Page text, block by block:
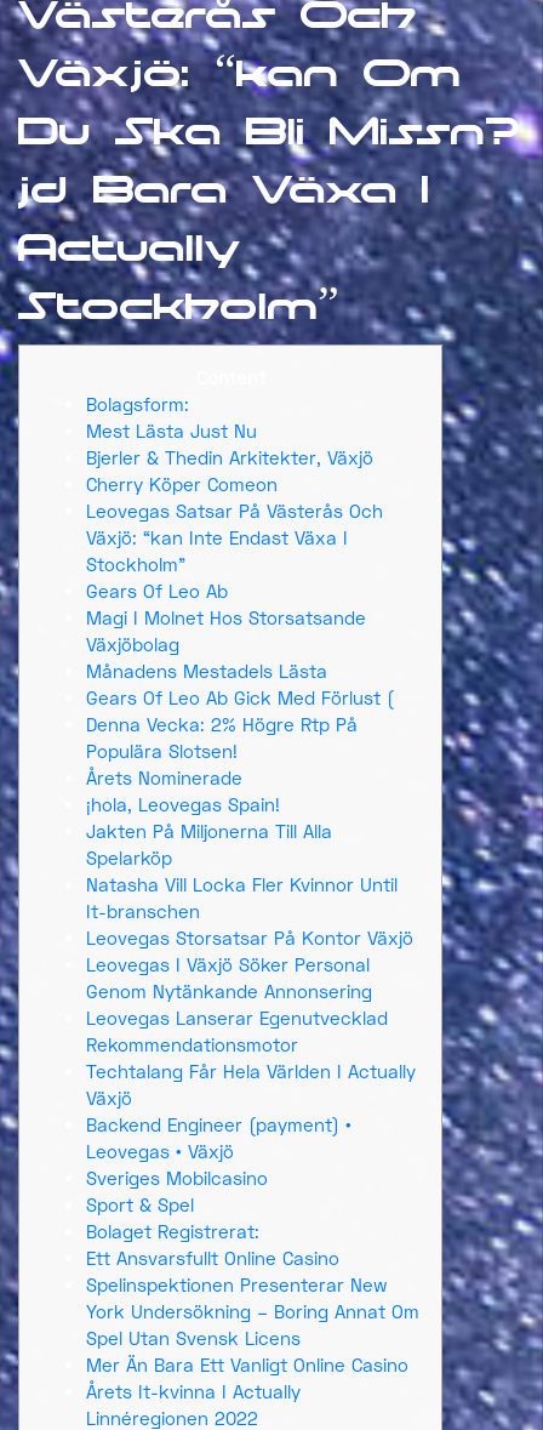
Västerås Och
Växjö: “kan Om
Du Ska Bli Missn?
jd Bara Växa I
Actually
Stockholm”
Bolagsform:
Mest Lästa Just Nu
Bjerler & Thedin Arkitekter, Växjö
Cherry Köper Comeon
Leovegas Satsar På Västerås Och
Växjö: “kan Inte Endast Växa I
Stockholm”
Gears Of Leo Ab
Magi I Molnet Hos Storsatsande
Växjöbolag
Månadens Mestadels Lästa
Gears Of Leo Ab Gick Med Förlust (
Denna Vecka: 2% Högre Rtp På
Populära Slotsen!
Årets Nominerade
¡hola, Leovegas Spain!
Jakten På Miljonerna Till Alla
Spelarköp
Natasha Vill Locka Fler Kvinnor Until
It-branschen
Leovegas Storsatsar På Kontor Växjö
Leovegas I Växjö Söker Personal
Genom Nytänkande Annonsering
Leovegas Lanserar Egenutvecklad
Rekommendationsmotor
Techtalang Får Hela Världen I Actually
Växjö
Backend Engineer (payment) •
Leovegas • Växjö
Sveriges Mobilcasino
Sport & Spel
Bolaget Registrerat:
Ett Ansvarsfullt Online Casino
Spelinspektionen Presenterar New
York Undersökning – Boring Annat Om
Spel Utan Svensk Licens
Mer Än Bara Ett Vanligt Online Casino
Årets It-kvinna I Actually
Linnéregionen 2022